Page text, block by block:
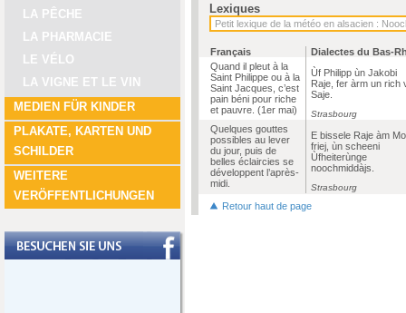
LA PÊCHE
LA PHARMACIE
LE VÉLO
LA VIGNE ET LE VIN
MEDIEN FÜR KINDER
PLAKATE, KARTEN UND
SCHILDER
WEITERE
VERÖFFENTLICHUNGEN
Lexiques
Français
Dialectes du Bas-
Quand il pleut à la
Saint Philippe ou à la
Saint Jacques, c’est
pain béni pour riche
et pauvre. (1er mai)
Ùf Philipp ùn Jakobi
Raje, fer àrm un rich
Saje.
Strasbourg
Quelques gouttes
possibles au lever
du jour, puis de
belles éclaircies se
développent l’après-
midi.
E bissele Raje àm
friej, ùn scheeni
Ùfheiterùnge
noochmiddàjs.
Strasbourg
Retour haut de page